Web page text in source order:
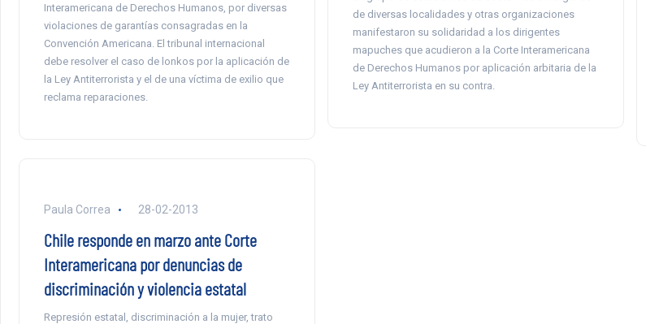
Interamericana de Derechos Humanos, por diversas
violaciones de garantías consagradas en la
Convención Americana. El tribunal internacional
debe resolver el caso de lonkos por la aplicación de
la Ley Antiterrorista y el de una víctima de exilio que
reclama reparaciones.
de diversas localidades y otras organizaciones
manifestaron su solidaridad a los dirigentes
mapuches que acudieron a la Corte Interamericana
de Derechos Humanos por aplicación arbitaria de la
Ley Antiterrorista en su contra.
Paula Correa 28-02-2013
Chile responde en marzo ante Corte
Interamericana por denuncias de
discriminación y violencia estatal
Represión estatal, discriminación a la mujer, trato